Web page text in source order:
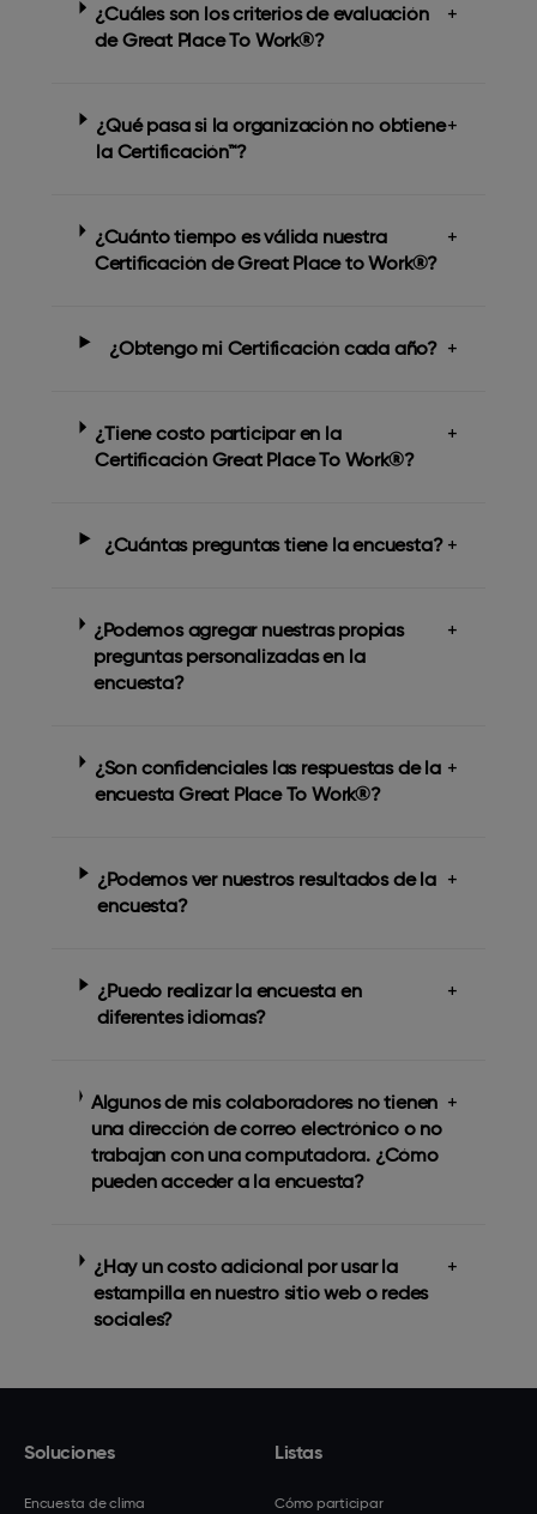
¿Cuáles son los criterios de evaluación
de Great Place To Work®?
+
¿Qué pasa si la organización no obtiene
la Certificación™?
+
¿Cuánto tiempo es válida nuestra
Certificación de Great Place to Work®?
+
¿Obtengo mi Certificación cada año? +
¿Tiene costo participar en la
Certificación Great Place To Work®?
+
¿Cuántas preguntas tiene la encuesta? +
¿Podemos agregar nuestras propias
preguntas personalizadas en la
encuesta?
+
¿Son confidenciales las respuestas de la
encuesta Great Place To Work®?
+
¿Podemos ver nuestros resultados de la
encuesta?
+
¿Puedo realizar la encuesta en
diferentes idiomas?
+
Algunos de mis colaboradores no tienen
una dirección de correo electrónico o no
trabajan con una computadora. ¿Cómo
pueden acceder a la encuesta?
+
¿Hay un costo adicional por usar la
estampilla en nuestro sitio web o redes
sociales?
+
Soluciones
Encuesta de clima
Listas
Cómo participar